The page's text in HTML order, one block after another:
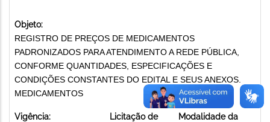
Objeto:
REGISTRO DE PREÇOS DE MEDICAMENTOS
PADRONIZADOS PARA ATENDIMENTO A REDE PÚBLICA,
CONFORME QUANTIDADES, ESPECIFICAÇÕES E
CONDIÇÕES CONSTANTES DO EDITAL E SEUS ANEXOS.
MEDICAMENTOS
Vigência:
Licitação de
Modalidade da